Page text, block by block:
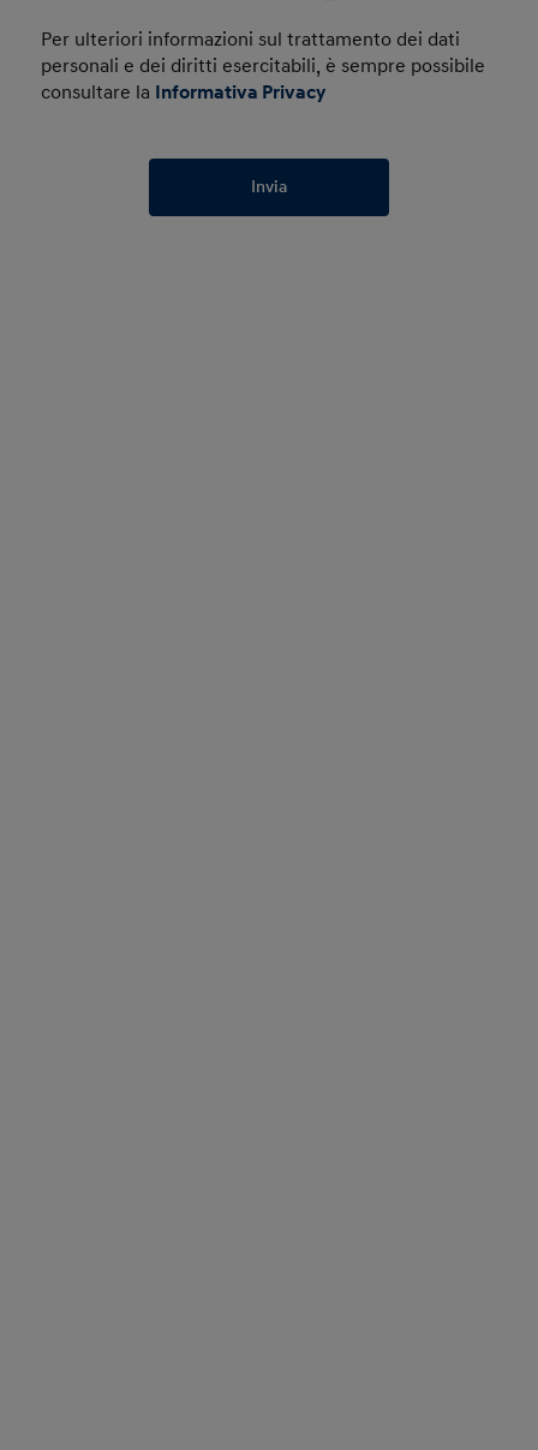
Per ulteriori informazioni sul trattamento dei dati
personali e dei diritti esercitabili, è sempre possibile
consultare la Informativa Privacy
Invia